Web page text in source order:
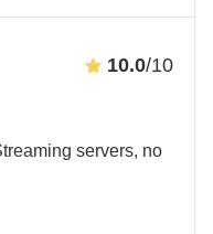
10.0/10
servers, no